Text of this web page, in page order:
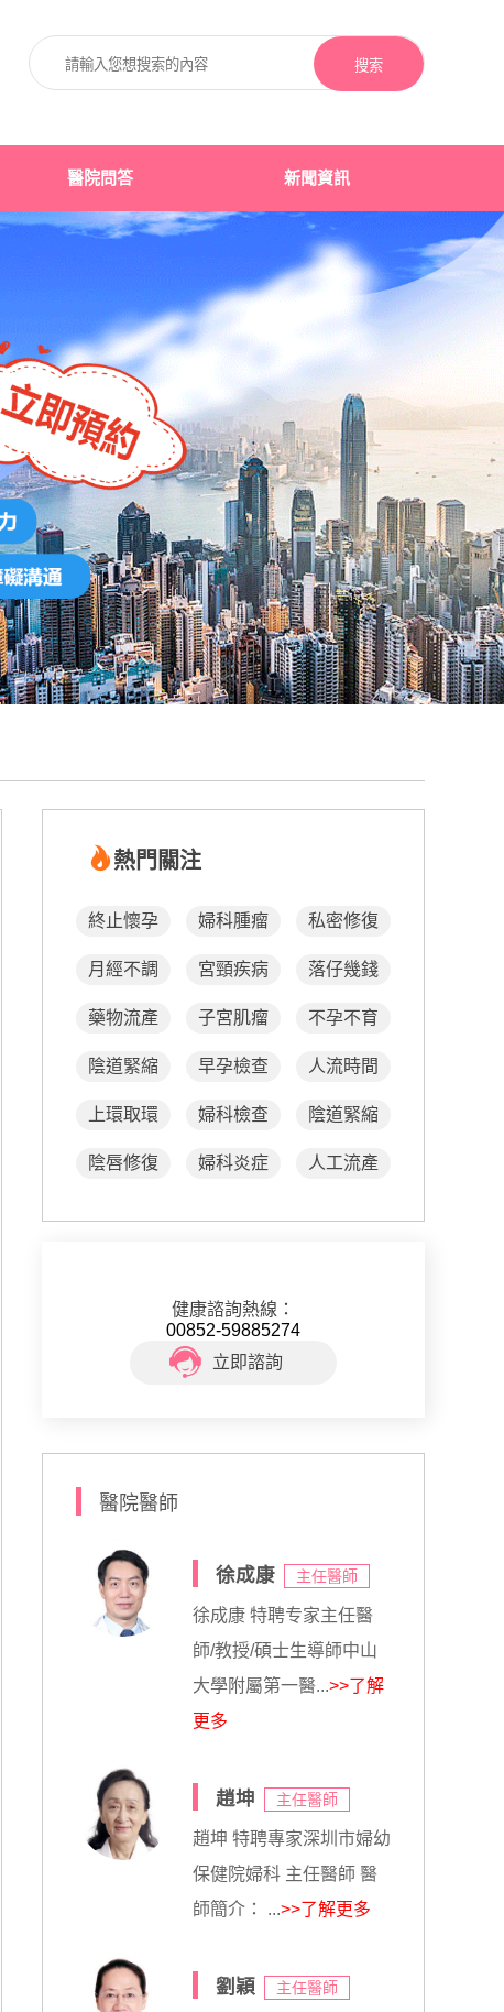
搜索
醫院問答 新聞資訊
熱門關注
終止懷孕 婦科腫瘤 私密修復
月經不調 宮頸疾病 落仔幾錢
藥物流產 子宮肌瘤 不孕不育
陰道緊縮 早孕檢查 人流時間
上環取環 婦科檢查 陰道緊縮
陰唇修復 婦科炎症 人工流產
健康諮詢熱線：
00852-59885274
立即諮詢
醫院醫師
徐成康 主任醫師
徐成康 特聘专家主任醫
師/教授/碩士生導師中山
大學附屬第一醫...>>了解
更多
趙坤 主任醫師
趙坤 特聘專家深圳市婦幼
保健院婦科 主任醫師 醫
師簡介： ...>>了解更多
劉穎 主任醫師